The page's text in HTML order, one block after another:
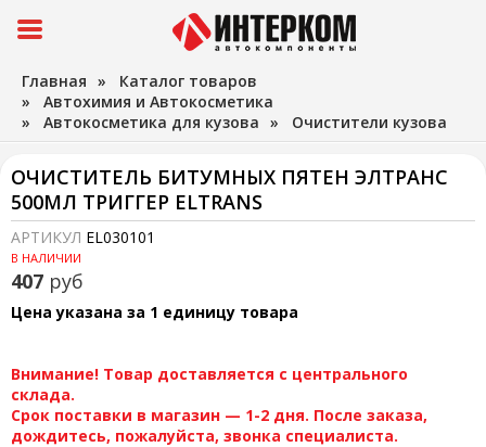
Главная » Каталог товаров
» Автохимия и Автокосметика
» Автокосметика для кузова » Очистители кузова
ОЧИСТИТЕЛЬ БИТУМНЫХ ПЯТЕН ЭЛТРАНС
500МЛ ТРИГГЕР ELTRANS
АРТИКУЛ EL030101
В НАЛИЧИИ
407 руб
Цена указана за 1 единицу товара
Внимание! Товар доставляется с центрального
склада.
Срок поставки в магазин — 1-2 дня. После заказа,
дождитесь, пожалуйста, звонка специалиста.